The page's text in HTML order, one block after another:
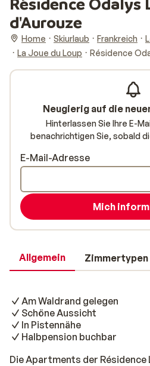
d'Aurouze
Home Skiurlaub Frankreich
La Joue du Loup
Résidence
Allgemein Zimmertypen
Am Waldrand gelegen
Schöne Aussicht
In Pistennähe
Halbpension buchbar
Die Apartments der
Neugierig auf die
Hinterlassen Sie Ihre E-
benachrichtigen Sie, sobald
E-Mail-Adresse
Mich